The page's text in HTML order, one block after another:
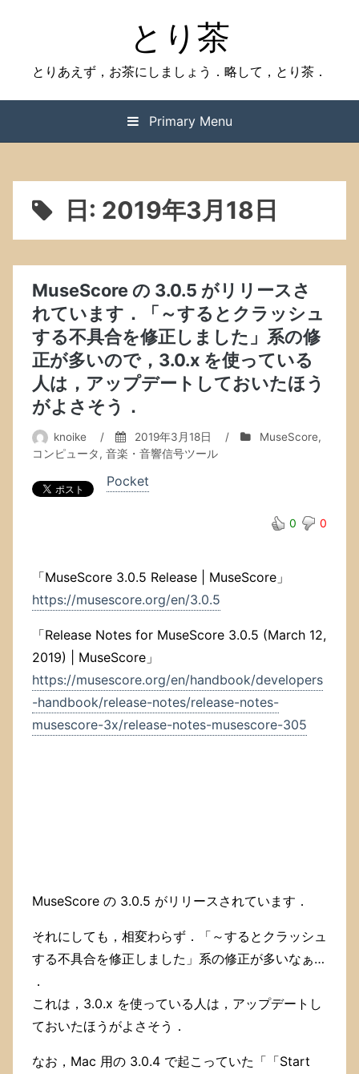
とり茶
とりあえず，お茶にしましょう．略して，とり茶．
Primary Menu
日: 2019年3月18日
MuseScore の 3.0.5 がリリースさ
れています．「～するとクラッシュ
する不具合を修正しました」系の修
正が多いので，3.0.x を使っている
人は，アップデートしておいたほう
がよさそう．
knoike / 2019年3月18日 / MuseScore,
コンピュータ, 音楽・音響信号ツール
Pocket
0 0
「MuseScore 3.0.5 Release | MuseScore」
https://musescore.org/en/3.0.5
「Release Notes for MuseScore 3.0.5 (March 12,
2019) | MuseScore」
https://musescore.org/en/handbook/developers
-handbook/release-notes/release-notes-
musescore-3x/release-notes-musescore-305
MuseScore の 3.0.5 がリリースされています．
それにしても，相変わらず．「～するとクラッシュ
する不具合を修正しました」系の修正が多いなぁ…
．
これは，3.0.x を使っている人は，アップデートし
ておいたほうがよさそう．
なお，Mac 用の 3.0.4 で起こっていた「「Start